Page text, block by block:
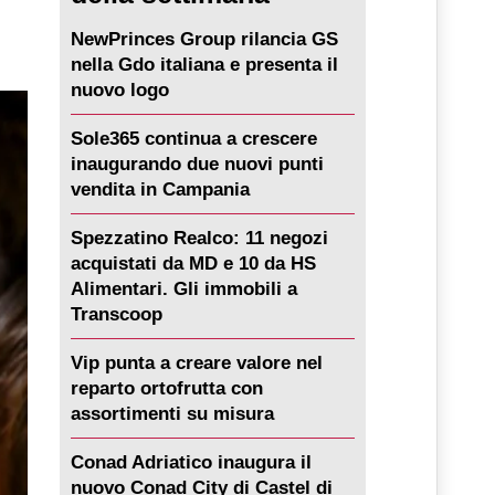
NewPrinces Group rilancia GS
nella Gdo italiana e presenta il
nuovo logo
Sole365 continua a crescere
inaugurando due nuovi punti
vendita in Campania
Spezzatino Realco: 11 negozi
acquistati da MD e 10 da HS
Alimentari. Gli immobili a
Transcoop
Vip punta a creare valore nel
reparto ortofrutta con
assortimenti su misura
Conad Adriatico inaugura il
nuovo Conad City di Castel di